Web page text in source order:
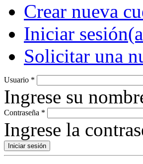
Crear nueva
Iniciar sesión
Solicitar una
Usuario *
Ingrese su
Contraseña *
Ingrese la